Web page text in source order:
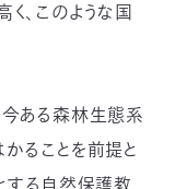
、このような国
ある森林生態系
ることを前提と
する自然保護教